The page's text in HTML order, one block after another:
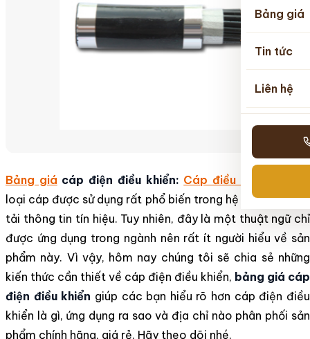
Bảng giá
Tin tức
Liên hệ
Bảng giá cáp điện điều khiển: Cáp điều khiển
loại cáp được sử dụng rất phổ biến trong hệ thống truyền
tải thông tin tín hiệu. Tuy nhiên, đây là một thuật ngữ chỉ
được ứng dụng trong ngành nên rất ít người hiểu về sản
phẩm này. Vì vậy, hôm nay chúng tôi sẽ chia sẻ những
kiến thức cần thiết về cáp điện điều khiển, bảng giá cáp
điện điều khiển giúp các bạn hiểu rõ hơn cáp điện điều
khiển là gì, ứng dụng ra sao và địa chỉ nào phân phối sản
phẩm chính hãng, giá rẻ. Hãy theo dõi nhé.